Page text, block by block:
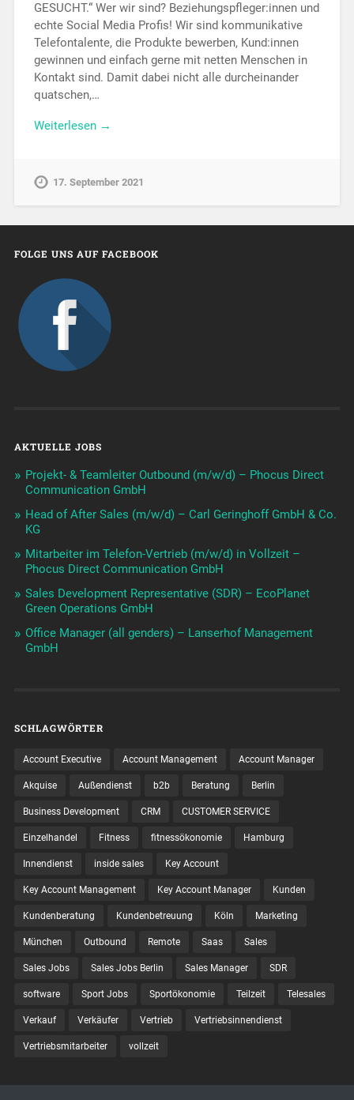
GESUCHT.“ Wer wir sind? Beziehungspfleger:innen und
echte Social Media Profis! Wir sind kommunikative
Telefontalente, die Produkte bewerben, Kund:innen
gewinnen und einfach gerne mit netten Menschen in
Kontakt sind. Damit dabei nicht alle durcheinander
quatschen,…
Weiterlesen →
17. September 2021
FOLGE UNS AUF FACEBOOK
AKTUELLE JOBS
Projekt- & Teamleiter Outbound (m/w/d) – Phocus Direct
Communication GmbH
Head of After Sales (m/w/d) – Carl Geringhoff GmbH & Co.
KG
Mitarbeiter im Telefon-Vertrieb (m/w/d) in Vollzeit –
Phocus Direct Communication GmbH
Sales Development Representative (SDR) – EcoPlanet
Green Operations GmbH
Office Manager (all genders) – Lanserhof Management
GmbH
SCHLAGWÖRTER
Account Executive Account Management Account Manager
Akquise Außendienst b2b Beratung Berlin
Business Development CRM CUSTOMER SERVICE
Einzelhandel Fitness fitnessökonomie Hamburg
Innendienst inside sales Key Account
Key Account Management Key Account Manager Kunden
Kundenberatung Kundenbetreuung Köln Marketing
München Outbound Remote Saas Sales
Sales Jobs Sales Jobs Berlin Sales Manager SDR
software Sport Jobs Sportökonomie Teilzeit Telesales
Verkauf Verkäufer Vertrieb Vertriebsinnendienst
Vertriebsmitarbeiter vollzeit